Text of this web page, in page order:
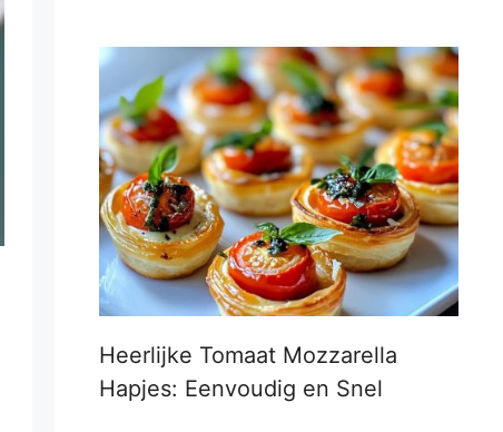
Heerlijke Tomaat Mozzarella
Hapjes: Eenvoudig en Snel